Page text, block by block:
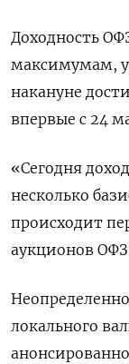
Доходность
максимумам, у
накануне
впервые с 24
«Сегодня
несколько
происходит
аукционов
локального